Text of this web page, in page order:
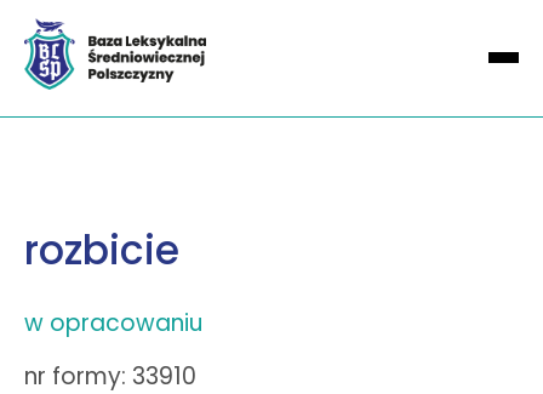
rozbicie
w opracowaniu
nr formy: 33910